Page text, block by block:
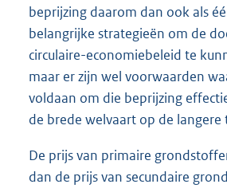
beprijzing daarom dan ook als
belangrijke strategieën om de
circulaire-economiebeleid te
maar er zijn wel voorwaarden
voldaan om die beprijzing
de brede welvaart op de langere
De prijs van primaire
dan de prijs van secundaire